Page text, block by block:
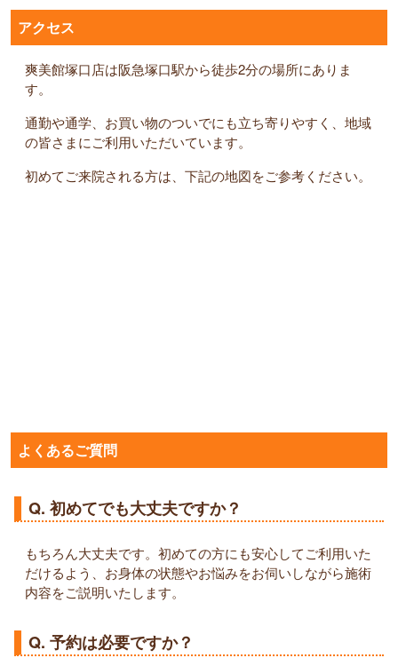
アクセス
爽美館塚口店は阪急塚口駅から徒歩2分の場所にありま
す。
通勤や通学、お買い物のついでにも立ち寄りやすく、地域
の皆さまにご利用いただいています。
初めてご来院される方は、下記の地図をご参考ください。
よくあるご質問
Q. 初めてでも大丈夫ですか？
もちろん大丈夫です。初めての方にも安心してご利用いた
だけるよう、お身体の状態やお悩みをお伺いしながら施術
内容をご説明いたします。
Q. 予約は必要ですか？